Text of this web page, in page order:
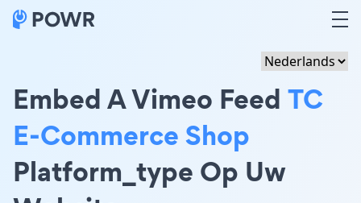
Embed A Vimeo Feed TC
E-Commerce Shop
Platform_type Op Uw